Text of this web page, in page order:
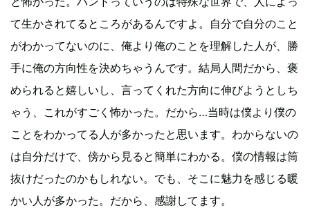
て生かされてるところがあるんですよ。自分で自分のこと
がわかってないのに、俺より俺のことを理解した人が、勝
手に俺の方向性を決めちゃうんです。結局人間だから、褒
められると嬉しいし、言ってくれた方向に伸びようとしち
ゃう、これがすごく怖かった。だから…当時は僕より僕の
ことをわかってる人が多かったと思います。わからないの
は自分だけで、傍から見ると簡単にわかる。僕の情報は筒
抜けだったのかもしれない。でも、そこに魅力を感じる暖
かい人が多かった。だから、感謝してます。